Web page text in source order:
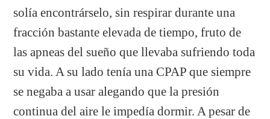
solía encontrárselo, sin respirar durante una
fracción bastante elevada de tiempo, fruto de
las apneas del sueño que llevaba sufriendo toda
su vida. A su lado tenía una CPAP que siempre
se negaba a usar alegando que la presión
continua del aire le impedía dormir. A pesar de